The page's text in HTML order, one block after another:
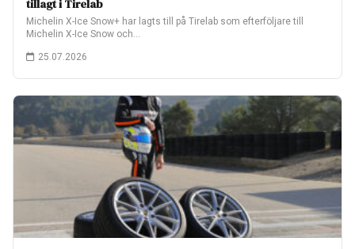
tillagt i Tirelab
Michelin X-Ice Snow+ har lagts till på Tirelab som efterföljare till
Michelin X-Ice Snow och…
25.07.2026